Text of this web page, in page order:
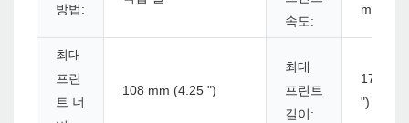
방법:
속도:
max
최대
프린
트 너
108 mm (4.25 ")
최대
프린트
길이:
1778
")